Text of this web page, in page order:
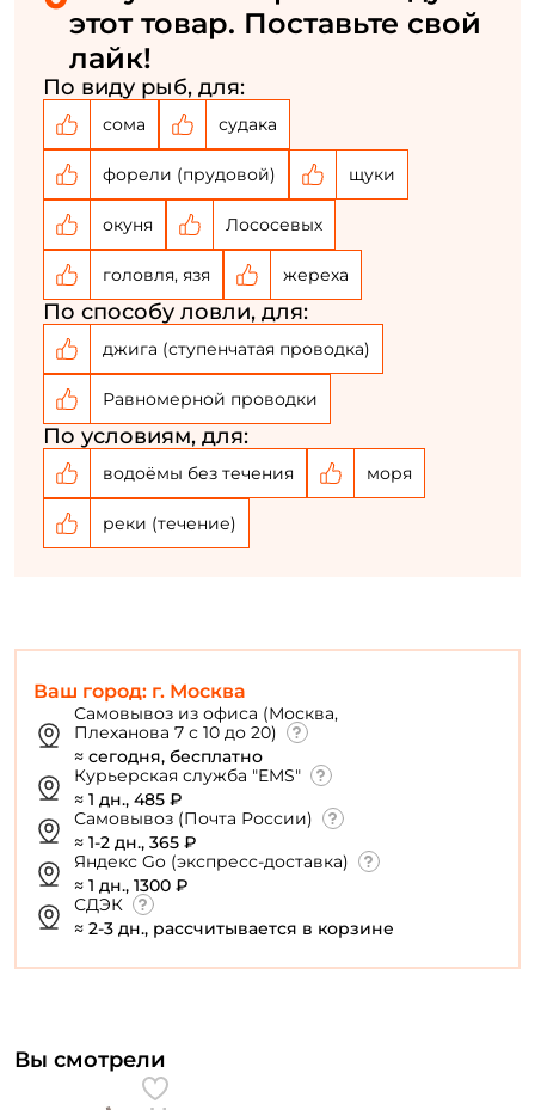
Ваш город: г. Москва
Самовывоз из офиса (Москва,
Плеханова 7 с 10 до 20)
≈ сегодня, бесплатно
Курьерская служба "EMS"
≈ 1 дн., 485 ₽
Самовывоз (Почта России)
≈ 1-2 дн., 365 ₽
Яндекс Go (экспресс-доставка)
≈ 1 дн., 1300 ₽
СДЭК
≈ 2-3 дн., рассчитывается в корзине
этот товар. Поставьте свой
лайк!
По виду рыб, для:
сома судака
форели (прудовой) щуки
окуня Лососевых
головля, язя жереха
По способу ловли, для:
джига (ступенчатая проводка)
Равномерной проводки
По условиям, для:
водоёмы без течения моря
реки (течение)
Вы смотрели
Повторите пароль: *
Заполняя данную форму вы соглашаетесь на обработку
персональных данных
Создать аккаунт
У меня уже есть аккаунт